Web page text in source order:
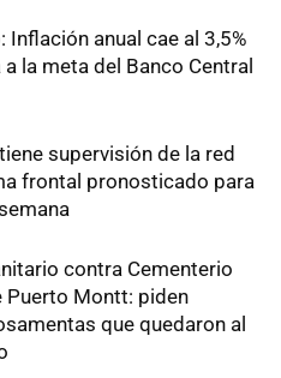
Inflación anual cae al 3,5%
a la meta del Banco Central
supervisión de la red
frontal pronosticado para
contra Cementerio
Puerto Montt: piden
que quedaron al